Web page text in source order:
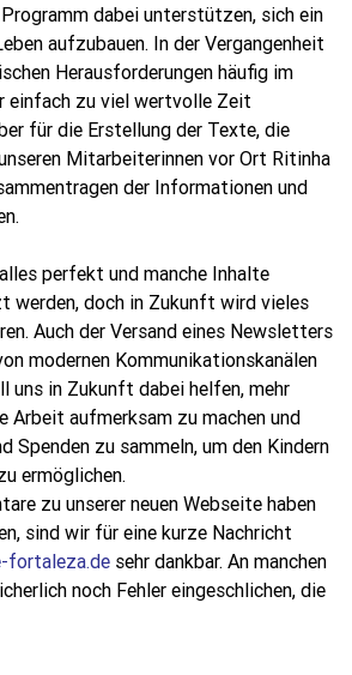
dabei unterstützen, sich ein
aufzubauen. In der Vergangenheit
Herausforderungen häufig im
einfach zu viel wertvolle Zeit
für die Erstellung der Texte, die
Mitarbeiterinnen vor Ort Ritinha
der Informationen und
perfekt und manche Inhalte
werden, doch in Zukunft wird vieles
Auch der Versand eines Newsletters
modernen Kommunikationskanälen
uns in Zukunft dabei helfen, mehr
Arbeit aufmerksam zu machen und
Spenden zu sammeln, um den Kindern
ermöglichen.
zu unserer neuen Webseite haben
sind wir für eine kurze Nachricht
fortaleza.de sehr dankbar. An manchen
noch Fehler eingeschlichen, die